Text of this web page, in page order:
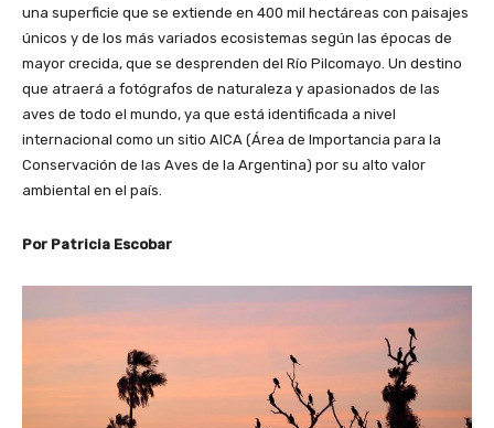
una superficie que se extiende en 400 mil hectáreas con paisajes
únicos y de los más variados ecosistemas según las épocas de
mayor crecida, que se desprenden del Río Pilcomayo. Un destino
que atraerá a fotógrafos de naturaleza y apasionados de las
aves de todo el mundo, ya que está identificada a nivel
internacional como un sitio AICA (Área de Importancia para la
Conservación de las Aves de la Argentina) por su alto valor
ambiental en el país.
Por Patricia Escobar